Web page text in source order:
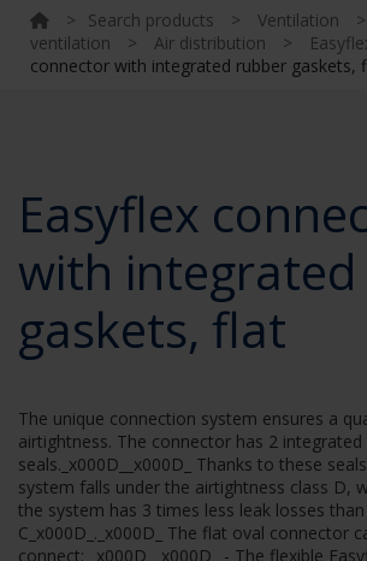
> Search products > Ventilation >
ventilation
> Air distribution >
connector with integrated rubber gaskets,
Easyflex
with
gaskets, flat
The unique connection system ensures a
airtightness. The connector has 2
seals._x000D__x000D_ Thanks to these
system falls under the airtightness class D,
the system has 3 times less leak losses than
C_x000D_._x000D_ The flat oval connector
connect: _x000D__x000D_ - The flexible